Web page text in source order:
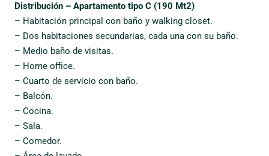
Distribución – Apartamento tipo C (190 Mt2)
– Habitación principal con baño y walking closet.
– Dos habitaciones secundarias, cada una con su baño.
– Medio baño de visitas.
– Home office.
– Cuarto de servicio con baño.
– Balcón.
– Cocina.
– Sala.
– Comedor.